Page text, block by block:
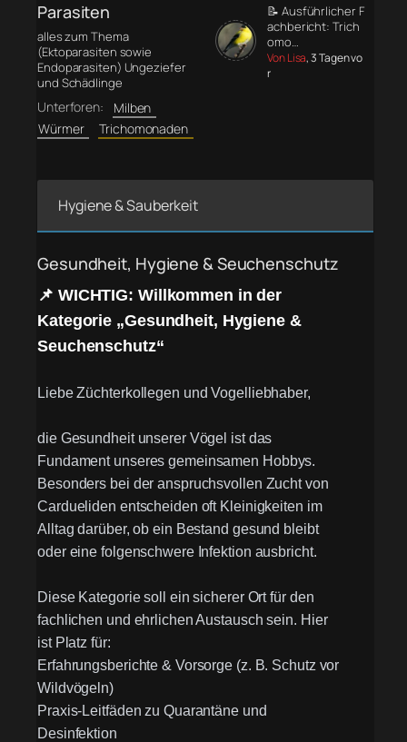
Parasiten
alles zum Thema
(Ektoparasiten sowie
Endoparasiten) Ungeziefer
und Schädlinge
Unterforen:
Milben
Würmer
Trichomonaden
📝 Ausführlicher F
achbericht: Trich
omo…
Von Lisa, 3 Tagen vo
r
Hygiene & Sauberkeit
Gesundheit, Hygiene & Seuchenschutz
📌 WICHTIG: Willkommen in der
Kategorie „Gesundheit, Hygiene &
Seuchenschutz“
Liebe Züchterkollegen und Vogelliebhaber,
die Gesundheit unserer Vögel ist das
Fundament unseres gemeinsamen Hobbys.
Besonders bei der anspruchsvollen Zucht von
Cardueliden entscheiden oft Kleinigkeiten im
Alltag darüber, ob ein Bestand gesund bleibt
oder eine folgenschwere Infektion ausbricht.
Diese Kategorie soll ein sicherer Ort für den
fachlichen und ehrlichen Austausch sein. Hier
ist Platz für:
Erfahrungsberichte & Vorsorge (z. B. Schutz vor
Wildvögeln)
Praxis-Leitfäden zu Quarantäne und
Desinfektion